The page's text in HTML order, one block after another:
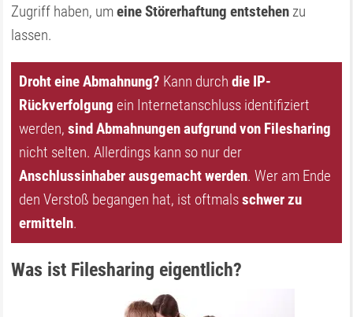
Zugriff haben, umeine Störerhaftung entstehenzu
lassen.
Droht eine Abmahnung? Kann durchdie IP-
Rückverfolgung ein Internetanschluss identifiziert
werden,sind Abmahnungen aufgrund von Filesharing
nicht selten. Allerdings kann so nur der
Anschlussinhaber ausgemacht werden. Wer am Ende
den Verstoß begangen hat, ist oftmalsschwer zu
ermitteln.
Was ist Filesharing eigentlich?